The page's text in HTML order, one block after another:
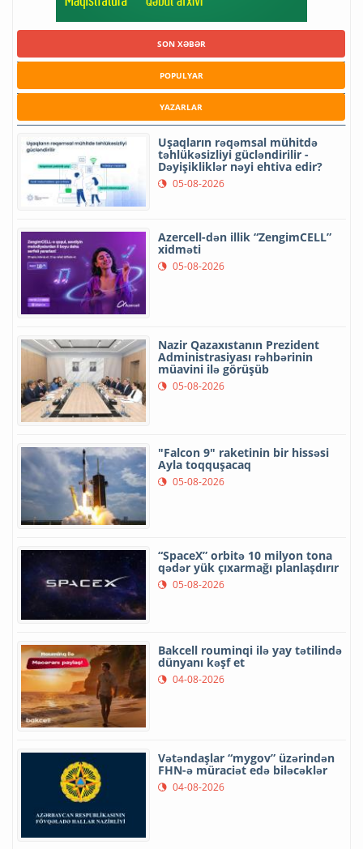
SON XƏBƏR
POPULYAR
YAZARLAR
Uşaqların rəqəmsal mühitdə
təhlükəsizliyi gücləndirilir -
Dəyişikliklər nəyi ehtiva edir?
05-08-2026
Azercell-dən illik “ZengimCELL”
xidməti
05-08-2026
Nazir Qazaxıstanın Prezident
Administrasiyası rəhbərinin
müavini ilə görüşüb
05-08-2026
"Falcon 9" raketinin bir hissəsi
Ayla toqquşacaq
05-08-2026
“SpaceX” orbitə 10 milyon tona
qədər yük çıxarmağı planlaşdırır
05-08-2026
Bakcell rouminqi ilə yay tətilində
dünyanı kəşf et
04-08-2026
Vətəndaşlar “mygov” üzərindən
FHN-ə müraciət edə biləcəklər
04-08-2026